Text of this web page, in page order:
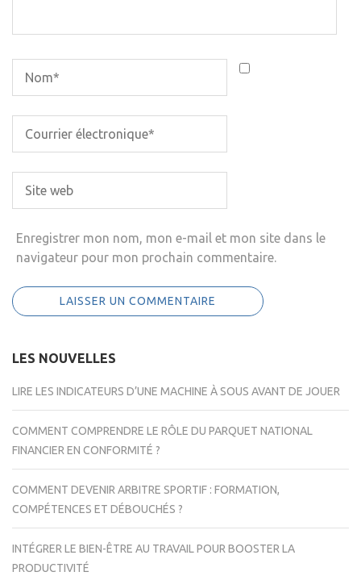
Enregistrer mon nom, mon e-mail et mon site dans le
navigateur pour mon prochain commentaire.
LES NOUVELLES
LIRE LES INDICATEURS D’UNE MACHINE À SOUS AVANT DE JOUER
COMMENT COMPRENDRE LE RÔLE DU PARQUET NATIONAL
FINANCIER EN CONFORMITÉ ?
COMMENT DEVENIR ARBITRE SPORTIF : FORMATION,
COMPÉTENCES ET DÉBOUCHÉS ?
INTÉGRER LE BIEN-ÊTRE AU TRAVAIL POUR BOOSTER LA
PRODUCTIVITÉ